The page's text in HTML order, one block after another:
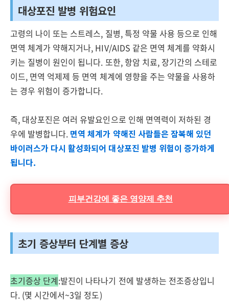
대상포진 발병 위험요인
고령의 나이 또는 스트레스, 질병, 특정 약물 사용 등으로 인해
면역 체계가 약해지거나, HIV/AIDS 같은 면역 체계를 약화시
키는 질병이 원인이 됩니다. 또한, 항암 치료, 장기간의 스테로
이드, 면역 억제제 등 면역 체계에 영향을 주는 약물을 사용하
는 경우 위험이 증가합니다.
즉, 대상포진은 여러 유발요인으로 인해 면역력이 저하된 경
우에 발병합니다. 면역 체계가 약해진 사람들은 잠복해 있던
바이러스가 다시 활성화되어 대상포진 발병 위험이 증가하게
됩니다.
피부건강에 좋은 영양제 추천
초기 증상부터 단계별 증상
초기증상 단계:발진이 나타나기 전에 발생하는 전조증상입니
다. (몇 시간에서~3일 정도)